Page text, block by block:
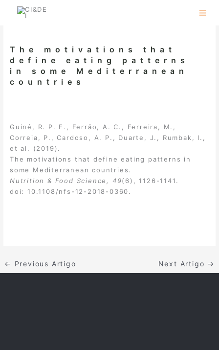
The motivations that
define eating patterns
in some Mediterranean
countries
Guiné, R. P. F., Ferrão, A. C., Ferreira, M.,
Correia, P., Cardoso, A. P., Duarte, J., Rumbak, I.,
et al. (2019).
The motivations that define eating patterns in
some Mediterranean countries.
Nutrition & Food Science, 49(6), 1126-1141.
doi:10.1108/nfs-12-2018-0360.
← Previous Artigo Next Artigo →